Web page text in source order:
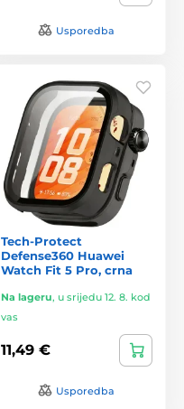
Usporedba
Tech-Protect
Defense360 Huawei
Watch Fit 5 Pro, crna
Na lageru, u srijedu 12. 8. kod
vas
11,49 €
Usporedba